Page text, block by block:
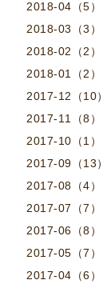
2018-04（5）
2018-03（3）
2018-02（2）
2018-01（2）
2017-12（10）
2017-11（8）
2017-10（1）
2017-09（13）
2017-08（4）
2017-07（7）
2017-06（8）
2017-05（7）
2017-04（6）